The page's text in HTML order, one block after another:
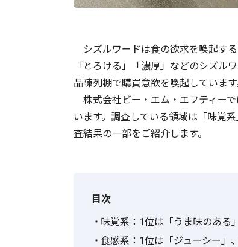
シズルワードは食の欲求を喚起する
「とろける」「濃厚」などのシズル
品陳列棚で購買意欲を喚起しています
株式会社ビー・エム・エフティー
います。調査している領域は「味覚
査結果の一部をご紹介します。
目次
味覚系：1位は「うま味のある
食感系：1位は「ジューシー」